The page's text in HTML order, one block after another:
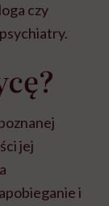
czy
jej
i